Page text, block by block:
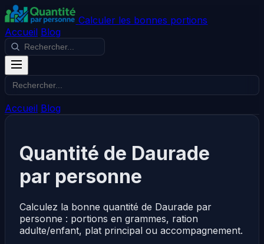
Calculer les bonnes portions
Accueil Blog
Accueil Blog
Quantité de Daurade
par personne
Calculez la bonne quantité de Daurade par
personne : portions en grammes, ration
adulte/enfant, plat principal ou accompagnement.